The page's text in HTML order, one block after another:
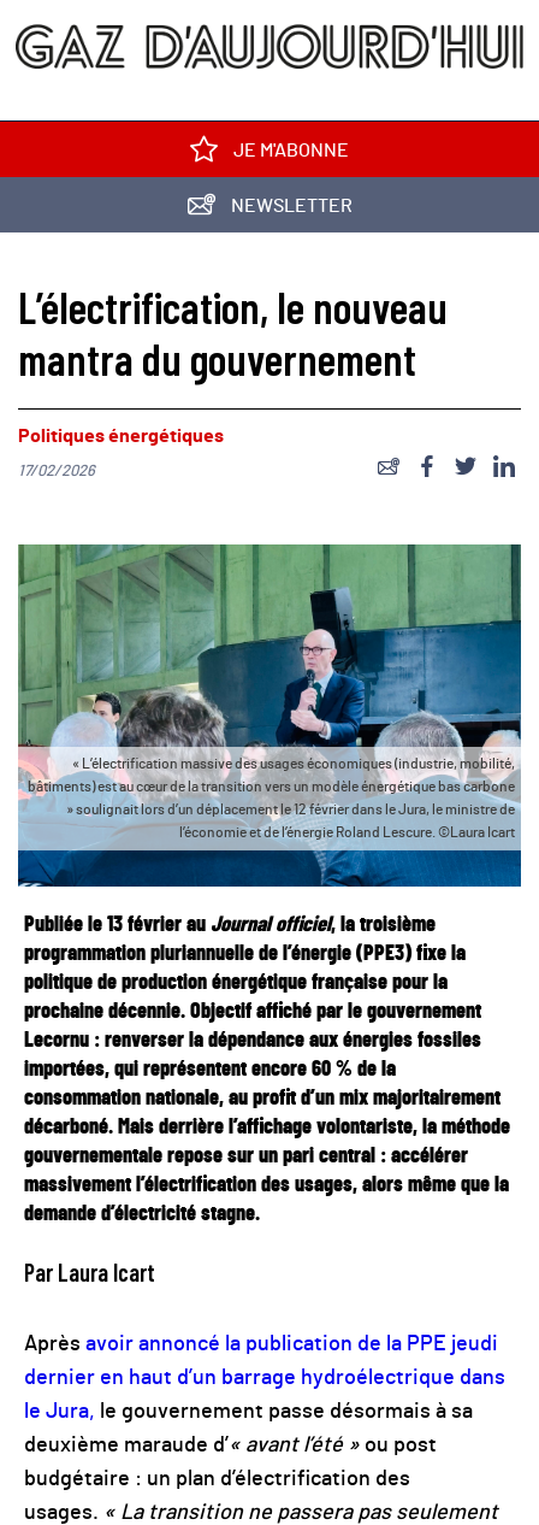
JE M'ABONNE
NEWSLETTER
L’électrification, le nouveau
mantra du gouvernement
Politiques énergétiques
17/02/2026
« L’électrification massive des usages économiques (industrie, mobilité,
bâtiments) est au cœur de la transition vers un modèle énergétique bas carbone
» soulignait lors d’un déplacement le 12 février dans le Jura, le ministre de
l’économie et de l’énergie Roland Lescure. ©Laura Icart
Publiée le 13 février au Journal officiel, la troisième
programmation pluriannuelle de l’énergie (PPE3) fixe la
politique de production énergétique française pour la
prochaine décennie. Objectif affiché par le gouvernement
Lecornu : renverser la dépendance aux énergies fossiles
importées, qui représentent encore 60 % de la
consommation nationale, au profit d’un mix majoritairement
décarboné. Mais derrière l’affichage volontariste, la méthode
gouvernementale repose sur un pari central : accélérer
massivement l’électrification des usages, alors même que la
demande d’électricité stagne.
Par Laura Icart
Après avoir annoncé la publication de la PPE jeudi
dernier en haut d’un barrage hydroélectrique dans
le Jura, le gouvernement passe désormais à sa
deuxième maraude d’« avant l’été » ou post
budgétaire : un plan d’électrification des
usages. « La transition ne passera pas seulement